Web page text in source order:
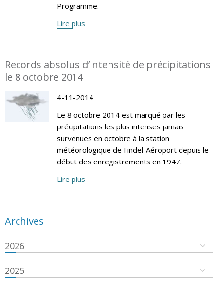
Programme.
Lire plus
Records absolus d’intensité de précipitations
le 8 octobre 2014
4-11-2014
Le 8 octobre 2014 est marqué par les
précipitations les plus intenses jamais
survenues en octobre à la station
météorologique de Findel-Aéroport depuis le
début des enregistrements en 1947.
Lire plus
Archives
2026
2025